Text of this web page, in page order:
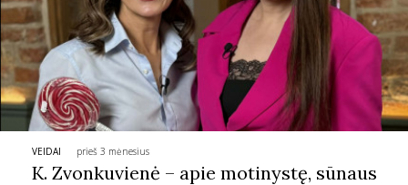
TEATRAS
SPORTAS
FOTOGRAFIJA
VEIDAI prieš 3 mėnesius
K. Zvonkuvienė – apie motinystę, sūnaus